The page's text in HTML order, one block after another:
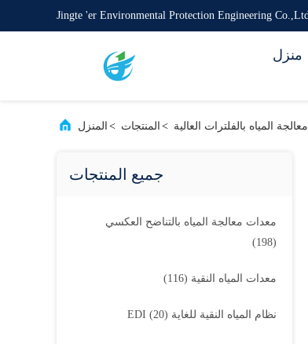
Jingte 'er Environmental Protection Engineering
منزل
المنزل > المنتجات > المياه بالفلترات العالية
جميع المنتجات
معدات معالجة المياه بالتناضح العكسي
(198)
معدات المياه النقية (116)
نظام المياه النقية للغاية EDI (20)